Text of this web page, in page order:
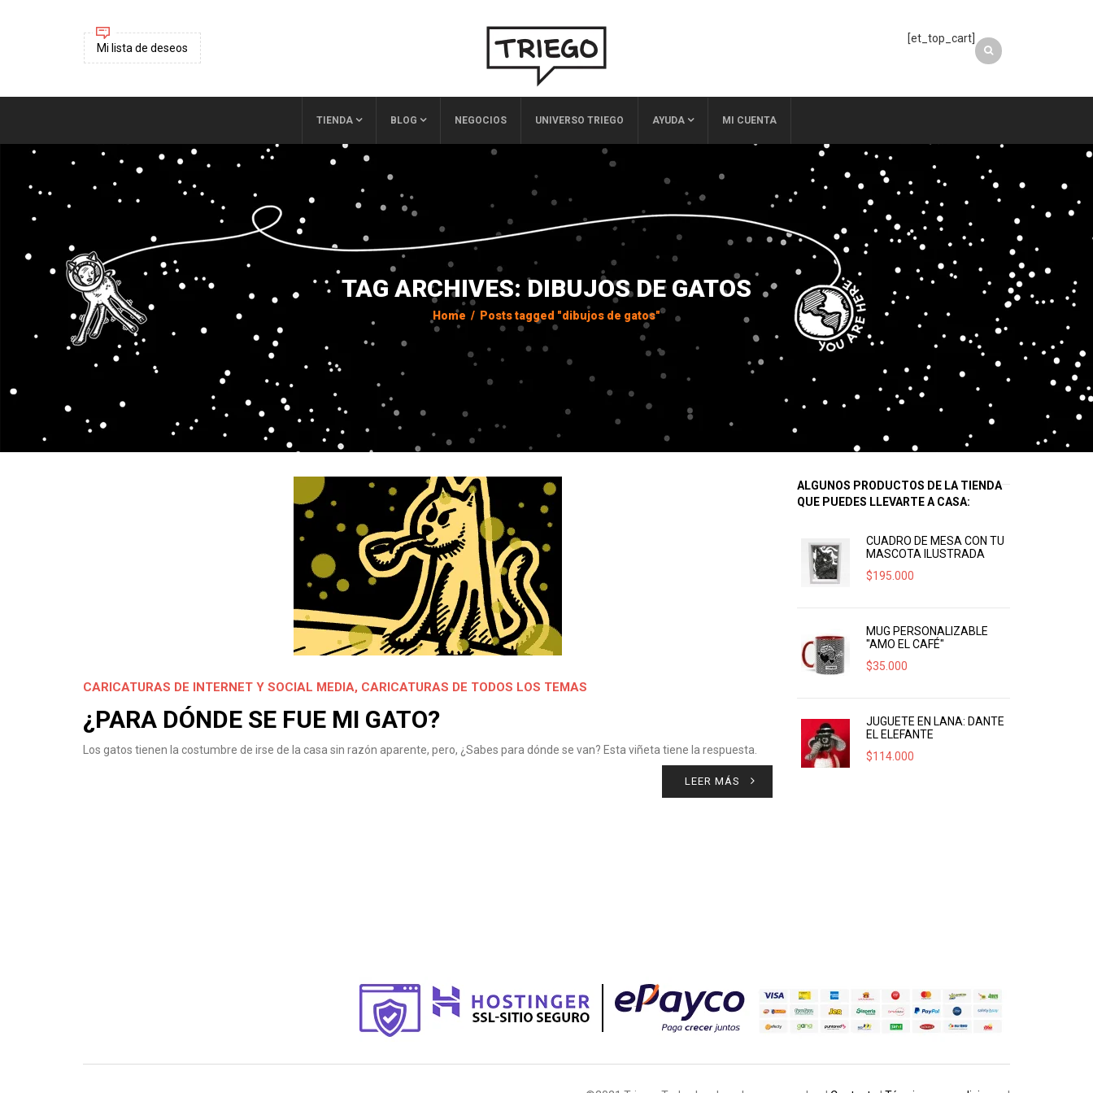
Mi lista de deseos
[et_top_cart]
TIENDA BLOG NEGOCIOS UNIVERSO TRIEGO AYUDA MI CUENTA
TAG ARCHIVES: DIBUJOS DE GATOS
Home / Posts tagged "dibujos de gatos"
CARICATURAS DE INTERNET Y SOCIAL MEDIA, CARICATURAS DE TODOS LOS TEMAS
¿PARA DÓNDE SE FUE MI GATO?
Los gatos tienen la costumbre de irse de la casa sin razón aparente, pero, ¿Sabes para dónde se van? Esta viñeta tiene la respuesta.
LEER MÁS
ALGUNOS PRODUCTOS DE LA TIENDA
QUE PUEDES LLEVARTE A CASA:
CUADRO DE MESA CON TU
MASCOTA ILUSTRADA
$195.000
MUG PERSONALIZABLE
"AMO EL CAFÉ"
$35.000
JUGUETE EN LANA: DANTE
EL ELEFANTE
$114.000